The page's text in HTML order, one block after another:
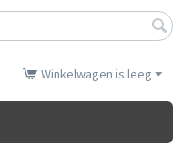
Winkelwagen is leeg